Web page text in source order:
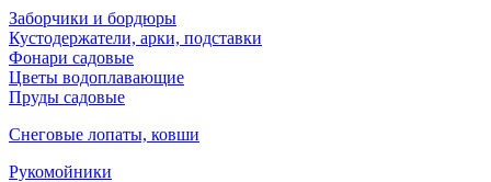
Заборчики и бордюры
Кустодержатели, арки, подставки
Фонари садовые
Цветы водоплавающие
Пруды садовые
Снеговые лопаты, ковши
Рукомойники